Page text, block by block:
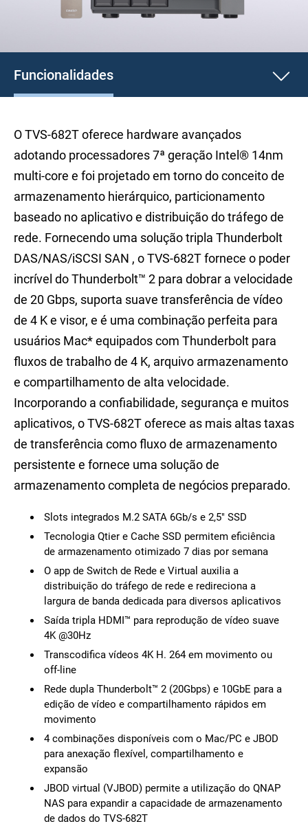
Funcionalidades
O TVS-682T oferece hardware avançados
adotando processadores 7ª geração Intel® 14nm
multi-core e foi projetado em torno do conceito de
armazenamento hierárquico, particionamento
baseado no aplicativo e distribuição do tráfego de
rede. Fornecendo uma solução tripla Thunderbolt
DAS/NAS/iSCSI SAN , o TVS-682T fornece o poder
incrível do Thunderbolt™ 2 para dobrar a velocidade
de 20 Gbps, suporta suave transferência de vídeo
de 4 K e visor, e é uma combinação perfeita para
usuários Mac*equipados com Thunderbolt para
fluxos de trabalho de 4 K, arquivo armazenamento
e compartilhamento de alta velocidade.
Incorporando a confiabilidade, segurança e muitos
aplicativos, o TVS-682T oferece as mais altas taxas
de transferência como fluxo de armazenamento
persistente e fornece uma solução de
armazenamento completa de negócios preparado.
Slots integrados M.2 SATA 6Gb/s e 2,5" SSD
Tecnologia Qtier e Cache SSD permitem eficiência
de armazenamento otimizado 7 dias por semana
O app de Switch de Rede e Virtual auxilia a
distribuição do tráfego de rede e redireciona a
largura de banda dedicada para diversos aplicativos
Saída tripla HDMI™ para reprodução de vídeo suave
4K @30Hz
Transcodifica vídeos 4K H. 264 em movimento ou
off-line
Rede dupla Thunderbolt™ 2 (20Gbps) e 10GbE para a
edição de vídeo e compartilhamento rápidos em
movimento
4 combinações disponíveis com o Mac/PC e JBOD
para anexação flexível, compartilhamento e
expansão
JBOD virtual (VJBOD) permite a utilização do QNAP
NAS para expandir a capacidade de armazenamento
de dados do TVS-682T